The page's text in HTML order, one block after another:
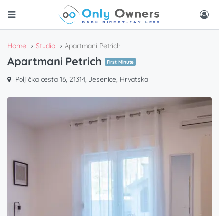
Home Studio Apartmani Petrich
Apartmani Petrich First Minute
Poljička cesta 16, 21314, Jesenice, Hrvatska